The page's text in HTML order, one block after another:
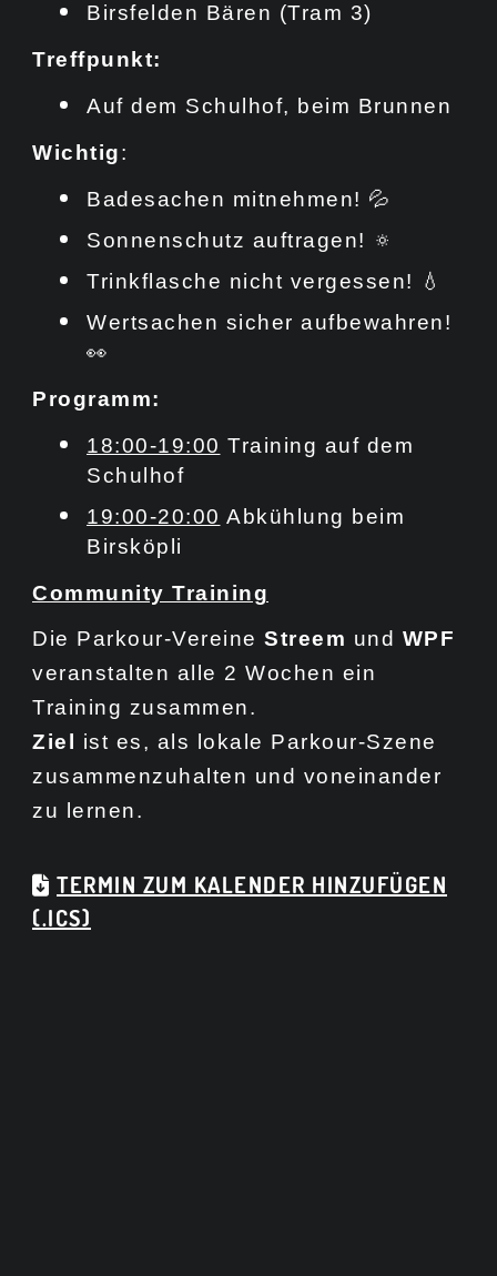
Birsfelden Bären (Tram 3)
Treffpunkt:
Auf dem Schulhof, beim Brunnen
Wichtig:
Badesachen mitnehmen! 💦
Sonnenschutz auftragen! 🔅
Trinkflasche nicht vergessen! 💧
Wertsachen sicher aufbewahren!
👀
Programm:
18:00-19:00 Training auf dem
Schulhof
19:00-20:00 Abkühlung beim
Birsköpli
Community Training
Die Parkour-Vereine Streem und WPF
veranstalten alle 2 Wochen ein
Training zusammen.
Ziel
ist es, als lokale Parkour-Szene
zusammenzuhalten und voneinander
zu lernen.
TERMIN ZUM KALENDER HINZUFÜGEN
(.ICS)